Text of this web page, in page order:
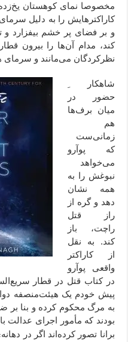
مخصوصا نمای کوهستان یخ‌زده
کاراکترهایش را به دلیل
و بر فضای پر خشم بیفزارد و
کند، مدام آن‌ها را بیرون
نظرکردگان می‌مانند و
شاهکار ِ
حضور در
میان برف‌ها
هم
زمانی‌ست
که پوآرو
می‌خواهد
نبوغش را به
همه نشان
دهد و گره از
راز قتل
راچت، باز
کند. به نقل
از کاراکتر
واقعی پوآرو
در کتاب قتل در قطار
پیش خودم یک هیئت‌منصفه
به مرگ محکوم کرده و بنا
بودند که مأمور اجرای عدالت
برانا تصور کرده‌اند اگر در